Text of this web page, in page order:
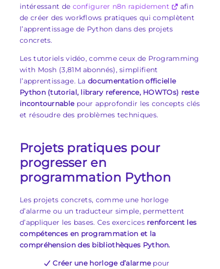
intéressant de configurer n8n rapidement
afin
de créer des workflows pratiques qui complètent
l’apprentissage de Python dans des projets
concrets.
Les tutoriels vidéo, comme ceux de Programming
with Mosh (3,81M abonnés), simplifient
l’apprentissage. Ladocumentation officielle
Python (tutorial, library reference, HOWTOs) reste
incontournablepour approfondir les concepts clés
et résoudre des problèmes techniques.
Projets pratiques pour
progresser en
programmation Python
Les projets concrets, comme une horloge
d’alarme ou un traducteur simple, permettent
d’appliquer les bases. Ces exercices renforcent les
compétences en programmation et la
compréhension des bibliothèques Python.
Créer une horloge d’alarmepour